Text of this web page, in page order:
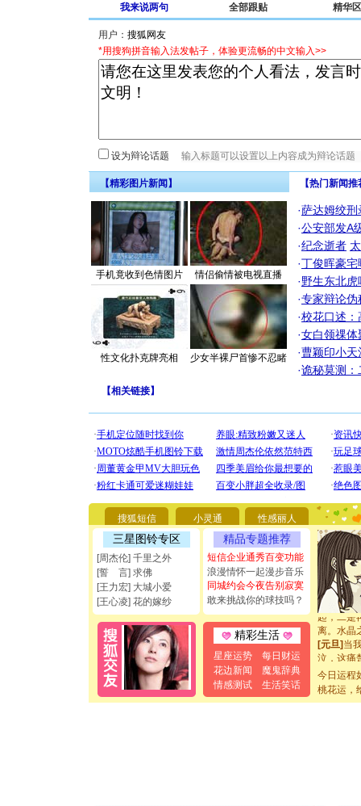
我来说两句 全部跟贴 精华区
用户：
*用搜狗拼音输入法发帖子，体验更流畅的中文输入>>
设为辩论话题
【精彩图片新闻】
手机竟收到色情图片 情侣偷情被电视直播
性文化扑克牌亮相 少女半裸尸首惨不忍睹
【热门新闻
·萨达姆绞刑
·公安部发A
·纪念逝者
·丁俊晖豪
·野生东北
·专家辩论伪
·校花口述：
·女白领祼体
·曹颖印小天
·诡秘莫测：
【相关链接】
搜狐短信 小灵通 性感丽人
三星图铃专区
[周杰伦] 千里之外
[誓 言] 求佛
[王力宏] 大城小爱
[王心凌] 花的嫁纱
精品专题推荐
短信企业通秀百变功能
浪漫情怀一起漫步音乐
同城约会今夜告别寂寞
敢来挑战你的球技吗？
精彩生活
星座运势
每日财运
花边新闻
魔鬼辞典
情感测试
生活笑话
[圣诞节]
你太多
要平安
[圣诞节]
能正大光
都要快乐
[圣诞节]
如意,快
[元旦]看
断电。
你是我专
[元旦]如
起；二是
离。水晶
[元旦]当
泣，这痛
[春节]风
颜！冬去
今日运程
桃花运，